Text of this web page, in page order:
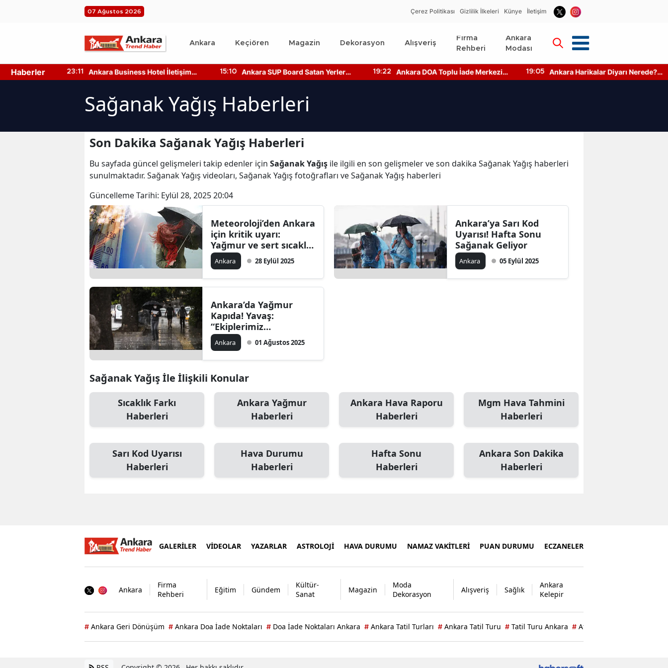
07 Ağustos 2026 Çerez Politikası Gizlilik İlkeleri Künye İletişim
Ankara Keçiören Magazin Dekorasyon Alışveriş
Firma
Rehberi
Ankara
Modası
Haberler
4 Ağustos
23:11
Ankara Business Hotel İletişim
Bilgileri Nedir? Nasıl Ulaşılır?
15:10
Ankara SUP Board Satan Yerler
Nerede? Kano Fiyatları!
19:22
Ankara DOA Toplu İade Merkezi
Nerede? Depozito Makinesi
19:05
Ankara Harikalar Diyarı Nerede?
Giriş Ücretleri Ne Kadar?
Sağanak Yağış Haberleri
Son Dakika Sağanak Yağış Haberleri
Bu sayfada güncel gelişmeleri takip edenler için Sağanak Yağış ile ilgili en son gelişmeler ve son dakika Sağanak Yağış haberleri
sunulmaktadır. Sağanak Yağış videoları, Sağanak Yağış fotoğrafları ve Sağanak Yağış haberleri
Güncelleme Tarihi: Eylül 28, 2025 20:04
Meteoroloji’den Ankara
için kritik uyarı:
Yağmur ve sert sıcaklık
farkı kapıda
Ankara 28 Eylül 2025
Ankara’ya Sarı Kod
Uyarısı! Hafta Sonu
Sağanak Geliyor
Ankara 05 Eylül 2025
Ankara’da Yağmur
Kapıda! Yavaş:
“Ekiplerimiz
Teyakkuzda”
Ankara 01 Ağustos 2025
Sağanak Yağış İle İlişkili Konular
Sıcaklık Farkı
Haberleri
Ankara Yağmur
Haberleri
Ankara Hava Raporu
Haberleri
Mgm Hava Tahmini
Haberleri
Sarı Kod Uyarısı
Haberleri
Hava Durumu
Haberleri
Hafta Sonu
Haberleri
Ankara Son Dakika
Haberleri
GALERİLER VİDEOLAR YAZARLAR ASTROLOJİ HAVA DURUMU NAMAZ VAKİTLERİ PUAN DURUMU ECZANELER
Ankara
Firma
Rehberi
Eğitim Gündem
Kültür-
Sanat
Magazin
Moda
Dekorasyon
Alışveriş Sağlık
Ankara
Kelepir
# Ankara Geri Dönüşüm # Ankara Doa İade Noktaları # Doa İade Noktaları Ankara # Ankara Tatil Turları # Ankara Tatil Turu # Tatil Turu Ankara # Atatürk Orman Çiftliği